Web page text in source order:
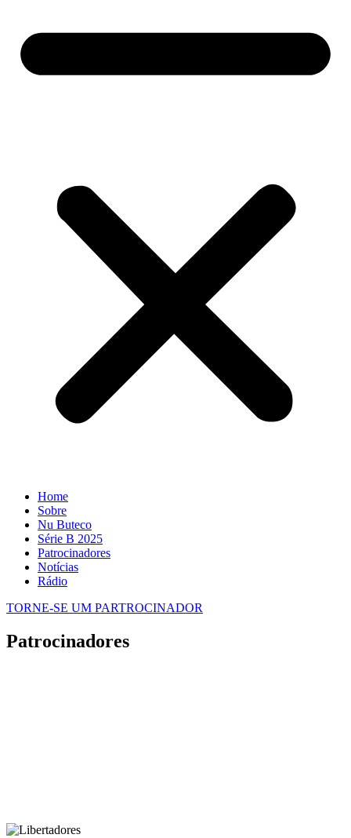
Home
Sobre
Nu Buteco
Série B 2025
Patrocinadores
Notícias
Rádio
TORNE-SE UM PARTROCINADOR
Patrocinadores